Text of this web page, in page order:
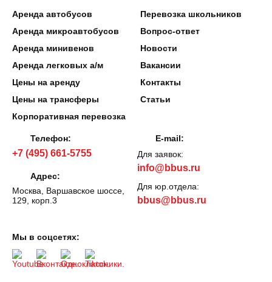
Аренда автобусов
Аренда микроавтобусов
Аренда минивенов
Аренда легковых а/м
Цены на аренду
Цены на трансферы
Корпоративная перевозка
Перевозка школьников
Вопрос-ответ
Новости
Вакансии
Контакты
Статьи
Телефон:
+7 (495) 661-5755
Адрес:
Москва, Варшавское шоссе,
129, корп.3
E-mail:
Для заявок:
info@bbus.ru
Для юр.отдела:
bbus@bbus.ru
Мы в соцсетях: